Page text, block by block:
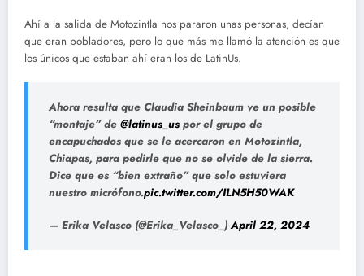
Ahí a la salida de Motozintla nos pararon unas personas, decían
que eran pobladores, pero lo que más me llamó la atención es que
los únicos que estaban ahí eran los de LatinUs.
Ahora resulta que Claudia Sheinbaum ve un posible
“montaje” de @latinus_us por el grupo de
encapuchados que se le acercaron en Motozintla,
Chiapas, para pedirle que no se olvide de la sierra.
Dice que es “bien extraño” que solo estuviera
nuestro micrófono.pic.twitter.com/ILN5H50WAK
— Erika Velasco (@Erika_Velasco_)April 22, 2024